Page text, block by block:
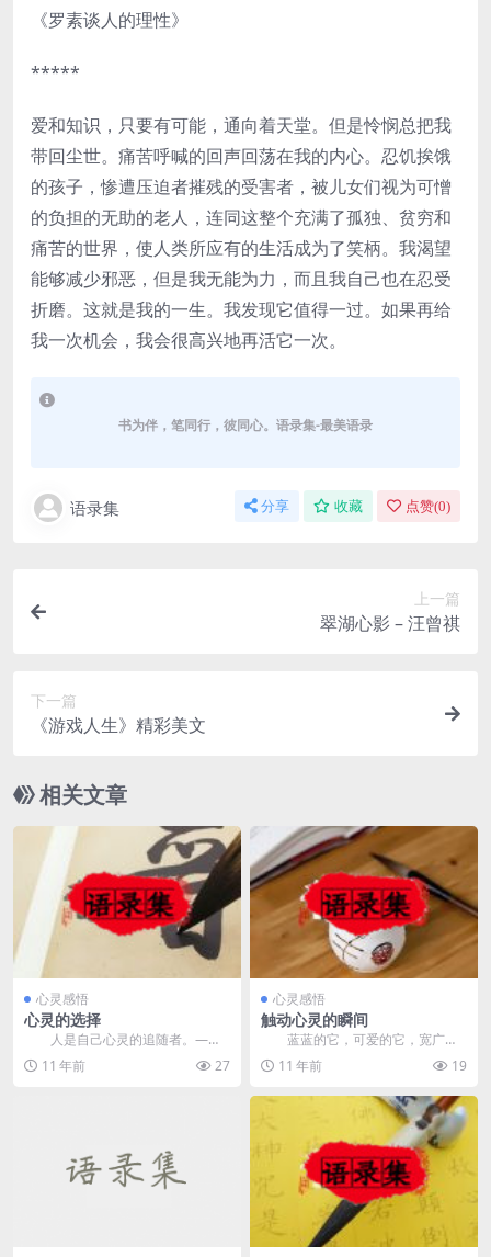
《罗素谈人的理性》
*****
爱和知识，只要有可能，通向着天堂。但是怜悯总把我
带回尘世。痛苦呼喊的回声回荡在我的内心。忍饥挨饿
的孩子，惨遭压迫者摧残的受害者，被儿女们视为可憎
的负担的无助的老人，连同这整个充满了孤独、贫穷和
痛苦的世界，使人类所应有的生活成为了笑柄。我渴望
能够减少邪恶，但是我无能为力，而且我自己也在忍受
折磨。这就是我的一生。我发现它值得一过。如果再给
我一次机会，我会很高兴地再活它一次。
书为伴，笔同行，彼同心。语录集-最美语录
语录集 分享 收藏 点赞(0)
上一篇
翠湖心影 – 汪曾祺
下一篇
《游戏人生》精彩美文
相关文章
心灵感悟
心灵的选择
人是自己心灵的追随者。——
力成文学 ...
11 年前 27
心灵感悟
触动心灵的瞬间
蓝蓝的它，可爱的它，宽广的
它，深切的它，忧伤的它，它是谁
呢？是—...
11 年前 19